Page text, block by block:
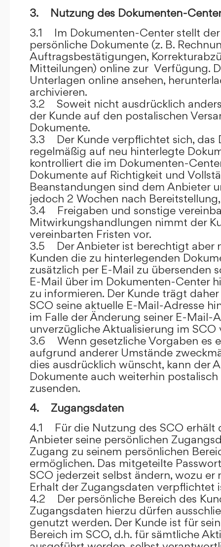
3. Nutzung des Dokumenten-
3.1 Im Dokumenten-Center stellt
persönliche Dokumente (z. B.
Auftragsbestätigungen,
Mitteilungen) online zur Verfügung.
Unterlagen online ansehen,
archivieren.
3.2 Soweit nicht ausdrücklich
der Kunde auf den postalischen
Dokumente.
3.3 Der Kunde verpflichtet sich, das
regelmäßig auf neu hinterlegte
kontrolliert die im Dokumenten-
Dokumente auf Richtigkeit und
Beanstandungen sind dem Anbieter
jedoch 2 Wochen nach
3.4 Freigaben und sonstige
Mitwirkungshandlungen nimmt der
vereinbarten Fristen vor.
3.5 Der Anbieter ist berechtigt aber
Kunden die zu hinterlegenden
zusätzlich per E-Mail zu übersenden
E-Mail über im Dokumenten-Center
zu informieren. Der Kunde trägt
SCO seine aktuelle E-Mail-Adresse
im Falle der Änderung seiner E-Mail-
unverzügliche Aktualisierung im SCO
3.6 Wenn gesetzliche Vorgaben es
aufgrund anderer Umstände
dies ausdrücklich wünscht, kann der
Dokumente auch weiterhin
zusenden.
4. Zugangsdaten
4.1 Für die Nutzung des SCO erhält
Anbieter seine persönlichen
Zugang zu seinem persönlichen
ermöglichen. Das mitgeteilte
SCO jederzeit selbst ändern, wozu er
Erhalt der Zugangsdaten verpflichtet
4.2 Der persönliche Bereich des
Zugangsdaten hierzu dürfen
genutzt werden. Der Kunde ist für
Bereich im SCO, d.h. für sämtliche